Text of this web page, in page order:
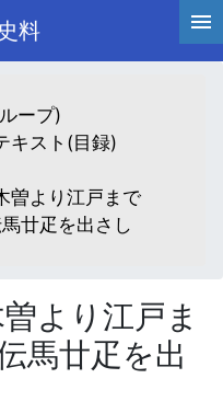
料
ープ)
スト(目録)
より江戸まで
廿疋を出さし
より江戸ま
馬廿疋を出